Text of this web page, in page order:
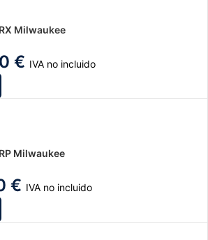
Milwaukee
€ IVA no incluido
Milwaukee
€ IVA no incluido